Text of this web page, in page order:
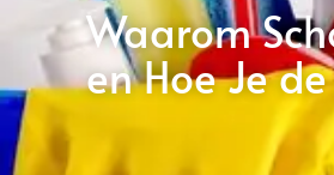
Waarom
en Hoe Je